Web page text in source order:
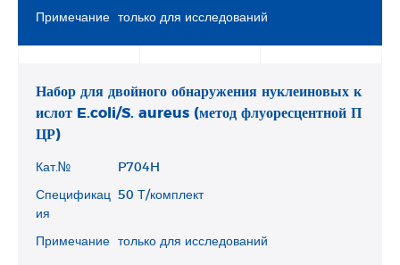
Примечание только для исследований
Набор для двойного обнаружения нуклеиновых к
ислот E.coli/S. aureus (метод флуоресцентной П
ЦР)
Кат.№ P704H
Спецификац
ия
50 Т/комплект
Примечание только для исследований